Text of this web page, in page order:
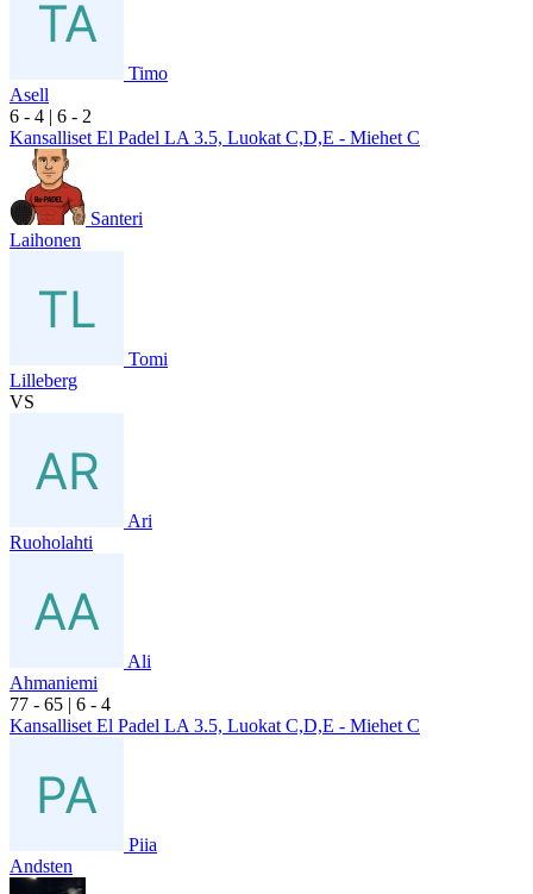
Timo
Asell
6 - 4 | 6 - 2
Kansalliset El Padel LA 3.5, Luokat C,D,E - Miehet C
Santeri
Laihonen
Tomi
Lilleberg
VS
Ari
Ruoholahti
Ali
Ahmaniemi
77 - 65 | 6 - 4
Kansalliset El Padel LA 3.5, Luokat C,D,E - Miehet C
Piia
Andsten